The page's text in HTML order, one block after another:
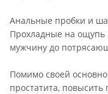
Анальные пробки и
Прохладные на ощупь
мужчину до
Помимо своей
простатита,